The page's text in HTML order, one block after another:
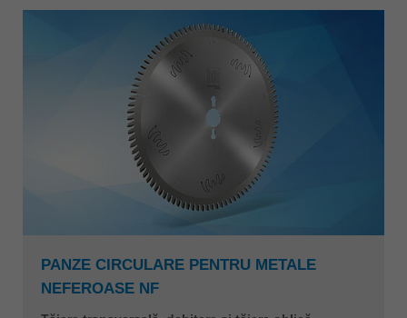
PANZE CIRCULARE PENTRU METALE
NEFEROASE NF